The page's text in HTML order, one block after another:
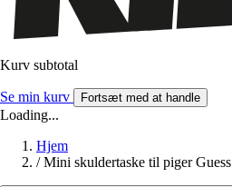
Kurv subtotal
Se min kurv Fortsæt med at handle
Loading...
Hjem
/ Mini skuldertaske til piger Guess